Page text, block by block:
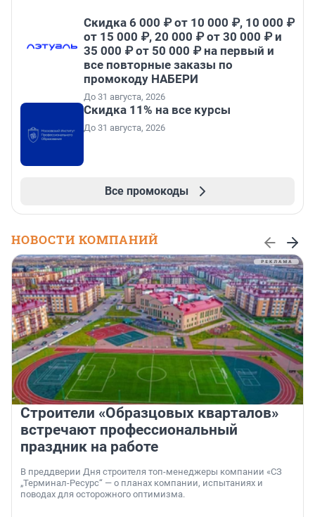
Скидка 6 000 ₽ от 10 000 ₽, 10 000 ₽
от 15 000 ₽, 20 000 ₽ от 30 000 ₽ и
35 000 ₽ от 50 000 ₽ на первый и
все повторные заказы по
промокоду НАБЕРИ
До 31 августа, 2026
Скидка 11% на все курсы
До 31 августа, 2026
Все промокоды
НОВОСТИ КОМПАНИЙ
Строители «Образцовых кварталов»
встречают профессиональный
праздник на работе
В преддверии Дня строителя топ-менеджеры компании «СЗ
„Терминал-Ресурс“ — о планах компании, испытаниях и
поводах для осторожного оптимизма.